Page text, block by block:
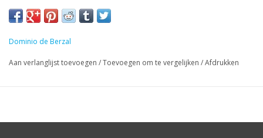
Dominio de Berzal
Aan verlanglijst toevoegen /Toevoegen om te vergelijken /Afdrukken